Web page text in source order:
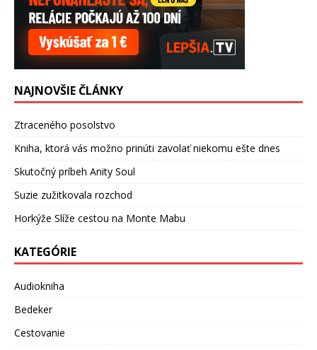
NAJNOVŠIE ČLÁNKY
Ztraceného posolstvo
Kniha, ktorá vás možno prinúti zavolať niekomu ešte dnes
Skutočný príbeh Anity Soul
Suzie zužitkovala rozchod
Horkýže Slíže cestou na Monte Mabu
KATEGÓRIE
Audiokniha
Bedeker
Cestovanie